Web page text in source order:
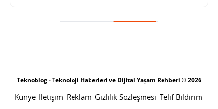
sektör 2026’da sert daralma
bekliyor